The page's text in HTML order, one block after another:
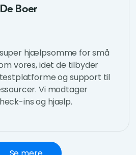
Boer
hjælpsomme for små
vores, idet de tilbyder
og support til
Vi modtager
ins og hjælp.